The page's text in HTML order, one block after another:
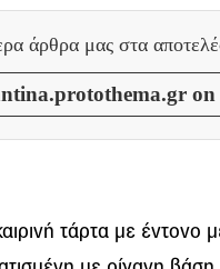
άρθρα μας στα
on
τάρτα με